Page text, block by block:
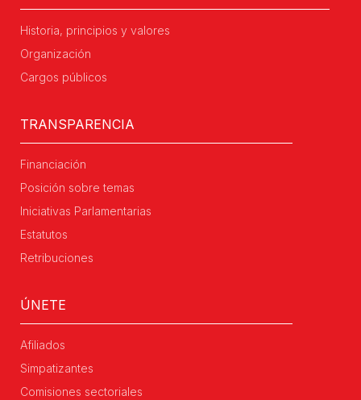
Historia, principios y valores
Organización
Cargos públicos
TRANSPARENCIA
Financiación
Posición sobre temas
Iniciativas Parlamentarias
Estatutos
Retribuciones
ÚNETE
Afiliados
Simpatizantes
Comisiones sectoriales